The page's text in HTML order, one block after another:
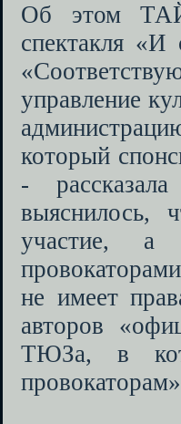
Об этом
спектакля
управление
который
-
выяснилось,
участие, а
не имеет
авторов
ТЮЗа, в